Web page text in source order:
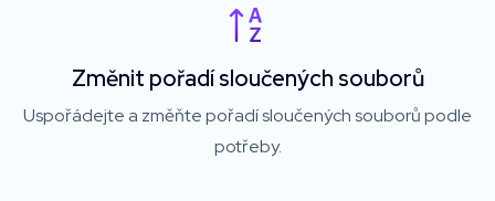
Změnit pořadí sloučených souborů
Uspořádejte a změňte pořadí sloučených souborů podle
potřeby.